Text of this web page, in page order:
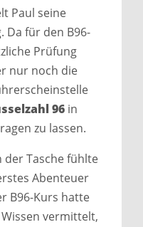
Paul seine
Da für den B96-
Prüfung
nur noch die
96 in
zu lassen.
der Tasche fühlte
Abenteuer
B96-Kurs hatte
vermittelt,